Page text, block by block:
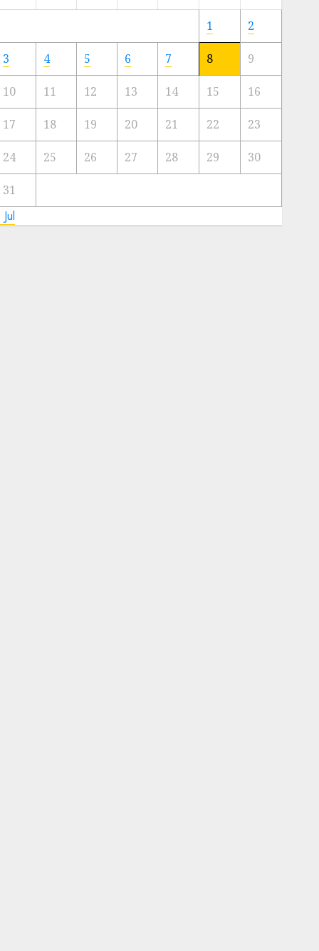
Artis
Kota
23/11/2024
0
1 2
3 4 5 6 7 8 9
10 11 12 13 14 15 16
17 18 19 20 21 22 23
24 25 26 27 28 29 30
31